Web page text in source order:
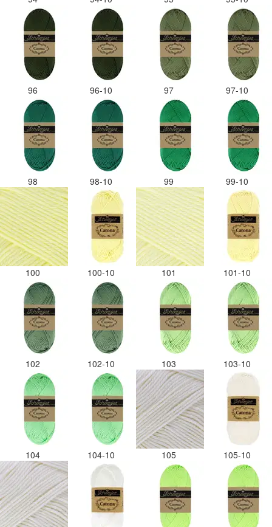
96 96-10 97 97-10
98 98-10 99 99-10
100 100-10 101 101-10
102 102-10 103 103-10
104 104-10 105 105-10